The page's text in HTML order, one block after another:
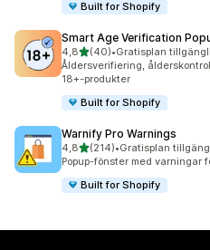
Built for Shopify
Smart Age Verification
4,8av 5 stjärnor
(40)
40 recensioner totalt
•Gratisplan
Åldersverifiering,
18+-produkter
Built for Shopify
Warnify Pro Warnings
4,8av 5 stjärnor
(214)
214 recensioner totalt
•Gratisplan
Popup-fönster med varningar
Built for Shopify